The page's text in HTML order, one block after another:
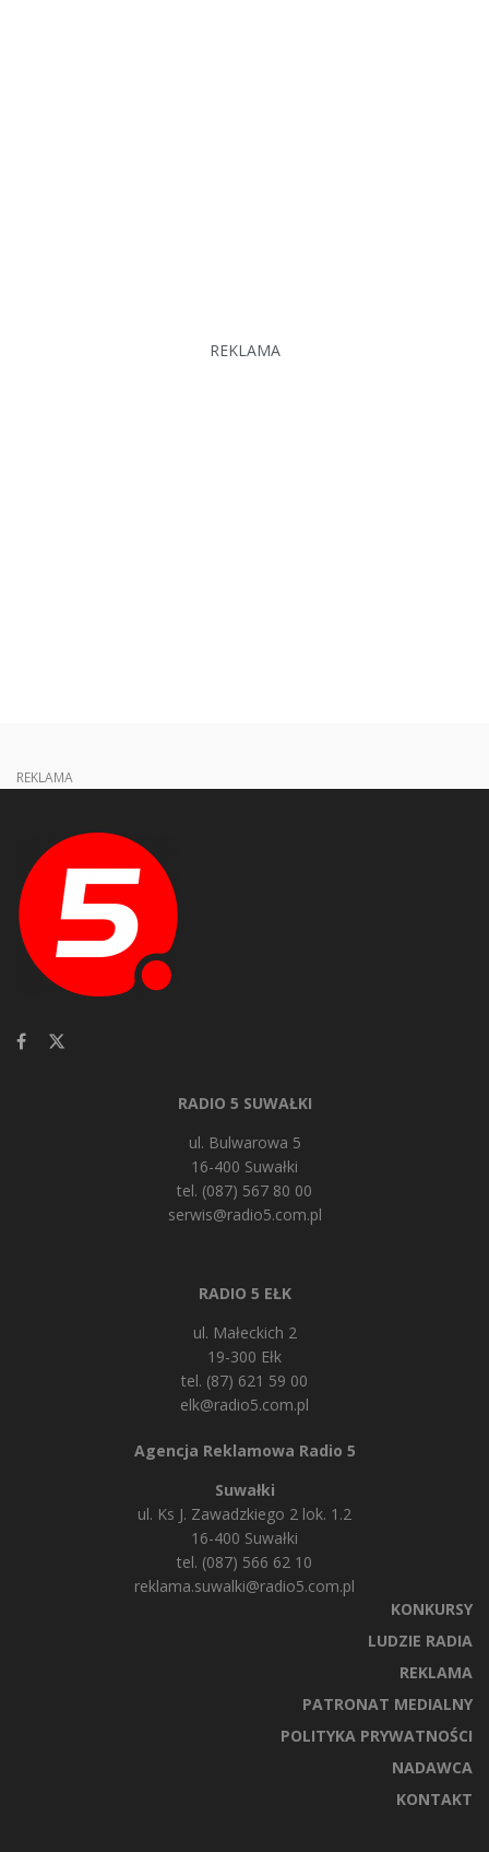
REKLAMA
REKLAMA
RADIO 5 SUWAŁKI
ul. Bulwarowa 5
16-400 Suwałki
tel. (087) 567 80 00
serwis@radio5.com.pl
RADIO 5 EŁK
ul. Małeckich 2
19-300 Ełk
tel. (87) 621 59 00
elk@radio5.com.pl
Agencja Reklamowa Radio 5
Suwałki
ul. Ks J. Zawadzkiego 2 lok. 1.2
16-400 Suwałki
tel. (087) 566 62 10
reklama.suwalki@radio5.com.pl
KONKURSY
LUDZIE RADIA
REKLAMA
PATRONAT MEDIALNY
POLITYKA PRYWATNOŚCI
NADAWCA
KONTAKT